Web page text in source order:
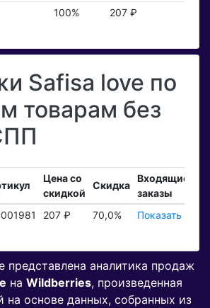
100% 207 ₽
Safisa love по
товарам без
Цена со
скидкой
Скидка
Входящие
заказы
207 ₽ 70,0% Показать ₽
представлена аналитика продаж
на Wildberries, произведенная
на основе данных, собранных из